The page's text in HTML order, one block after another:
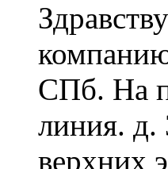
СПб. На
линия. д.
верхних